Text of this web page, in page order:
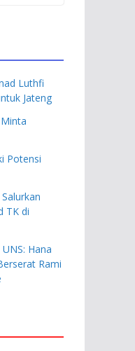
Luthfi
Jateng
Potensi
TK di
Hana
Rami